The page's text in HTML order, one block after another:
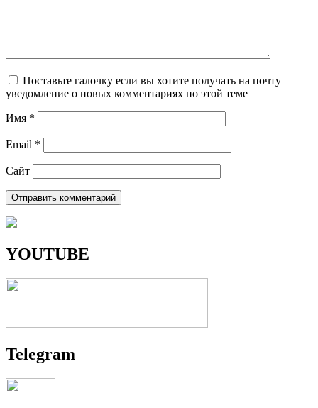
Поставьте галочку если вы хотите получать на почту
уведомление о новых комментариях по этой теме
Имя *
Email *
Сайт
YOUTUBE
Telegram